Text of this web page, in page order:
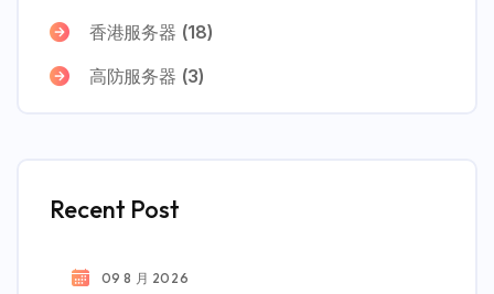
香港服务器 (18)
高防服务器 (3)
Recent Post
09 8 月 2026